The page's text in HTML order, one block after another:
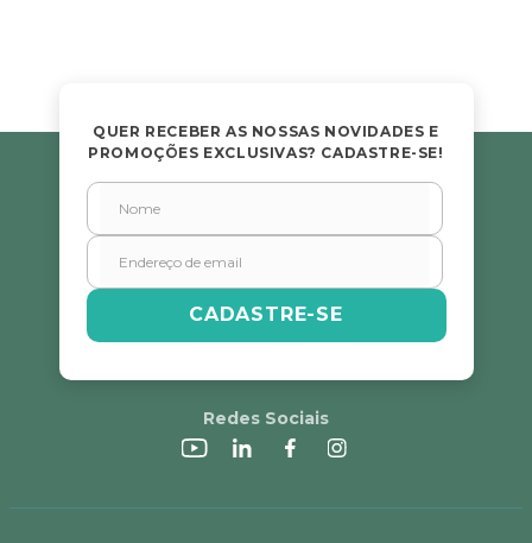
QUER RECEBER AS NOSSAS NOVIDADES E
PROMOÇÕES EXCLUSIVAS? CADASTRE-SE!
CADASTRE-SE
Redes Sociais